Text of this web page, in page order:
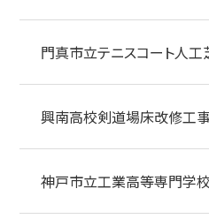
門真市立テニスコート人
興南高校剣道場床改修工
神戸市立工業高等専門学